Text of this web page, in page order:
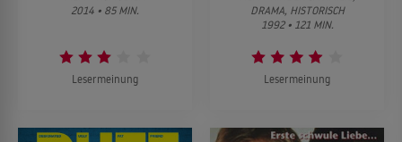
2014 • 85 MIN.
Lesermeinung
DRAMA, HISTORISCH
1992 • 121 MIN.
Lesermeinung